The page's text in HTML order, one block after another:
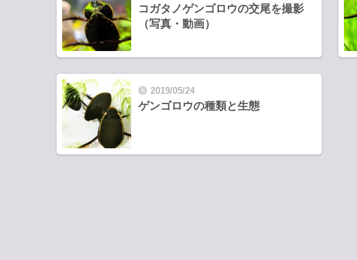
コガタノゲンゴロウの交尾を撮影
（写真・動画）
2019/05/24
ゲンゴロウの種類と生態